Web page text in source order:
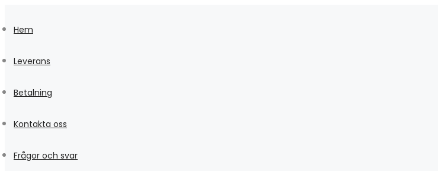
toHem
Leverans
Betalning
Kontakta oss
Frågor och svar